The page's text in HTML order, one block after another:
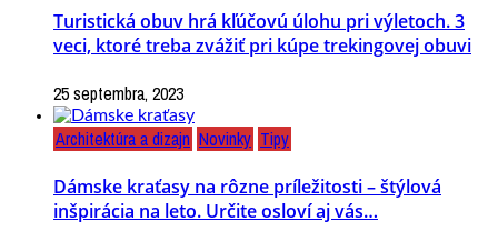
Turistická obuv hrá kľúčovú úlohu pri výletoch. 3
veci, ktoré treba zvážiť pri kúpe trekingovej obuvi
25 septembra, 2023
Architektúra a dizajn Novinky Tipy
Dámske kraťasy na rôzne príležitosti – štýlová
inšpirácia na leto. Určite osloví aj vás…